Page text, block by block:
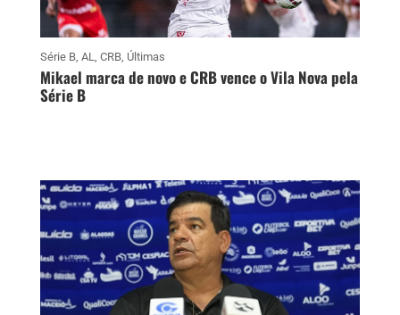
Série B, AL, CRB, Últimas
Mikael marca de novo e CRB vence o Vila Nova pela
Série B